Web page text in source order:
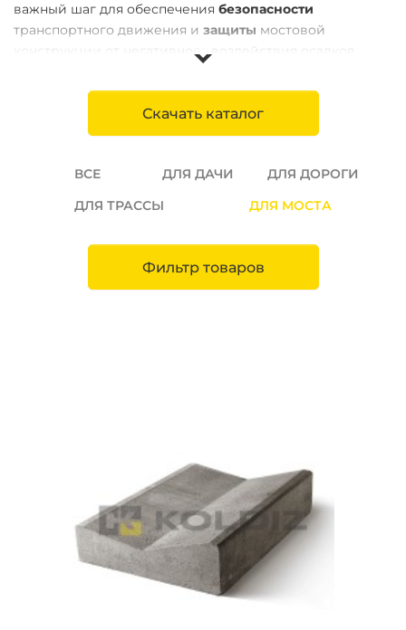
важный шаг для обеспечения безопасности
транспортного движения и защиты мостовой
конструкции от негативного воздействия осадков.
вибропрессованные изделия, специально
разработанные для эффективного сбора и отвода
дождевой воды с мостовых покрытий. Приобретая
быть уверены в их
высоком качестве и долговечности
и продлит срок эксплуатации моста. Купите дождевые
и обеспечьте надежную защиту мостовой конструкции
ВСЕ ДЛЯ ДАЧИ
ДЛЯ ДОРОГИ
ДЛЯ ТРАССЫ
ДЛЯ МОСТА
Скачать каталог
Фильтр товаров